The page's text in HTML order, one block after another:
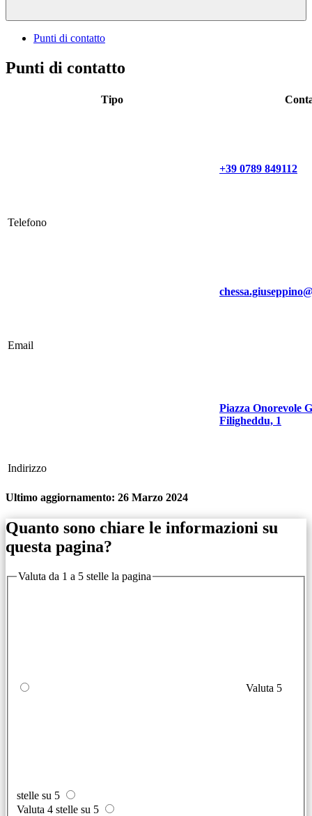
Punti di contatto
Punti di contatto
Tipo
Telefono
+39 0789 849112
Email
Indirizzo
Piazza Onorevole
Filigheddu, 1
Ultimo aggiornamento: 26 Marzo 2024
Quanto sono chiare le informazioni su
questa pagina?
Valuta da 1 a 5 stelle la pagina
Valuta 5
stelle su 5
Valuta 4 stelle su 5